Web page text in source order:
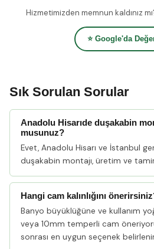
Hizmetimizden memnun kaldınız
⭐ Google'da
Sık Sorulan Sorular
Anadolu Hisarıde duşakabin
musunuz?
Evet, Anadolu Hisarı ve İstanbul
duşakabin montajı, üretim ve
Hangi cam kalınlığını
Banyo büyüklüğüne ve kullanım
veya 10mm temperli cam
sonrası en uygun seçenek